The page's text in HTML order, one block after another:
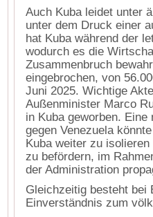
Auch Kuba leidet unter
unter dem Druck einer
hat Kuba während der
wodurch es die
Zusammenbruch
eingebrochen, von
Juni 2025. Wichtige
Außenminister Marco
in Kuba geworben.
gegen Venezuela
Kuba weiter zu
zu befördern, im
der Administration
Gleichzeitig besteht bei
Einverständnis zum